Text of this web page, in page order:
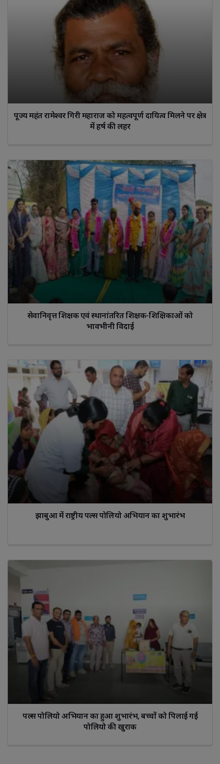
पूज्य महंत रामेश्वर गिरी महाराज को महत्वपूर्ण दायित्व मिलने पर क्षेत्र
में हर्ष की लहर
सेवानिवृत्त शिक्षक एवं स्थानांतरित शिक्षक-शिक्षिकाओं को
भावभीनी विदाई
झाबुआ में राष्ट्रीय पल्स पोलियो अभियान का शुभारंभ
पल्स पोलियो अभियान का हुआ शुभारंभ, बच्चों को पिलाई गई
पोलियो की खुराक